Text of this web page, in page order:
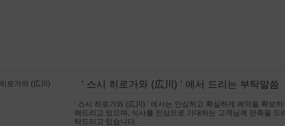
' 스시 히로가와 (広川) ' 에서 드리는 부탁말씀
' 스시 히로가와 (広川) ' 에서는 안심하고 확실하게 예약을 확보
해드리고 있으며, 식사를 진심으로 기대하는 고객님께 만족을 드
탁드리고 있습니다.